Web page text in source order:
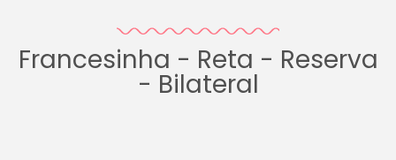
Francesinha - Reta - Reserva
- Bilateral